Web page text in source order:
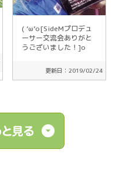
( ‘ω’o[SideMプロデュ
ーサー交流会ありがと
うございました！]o
更新日：2019/02/24
と見る